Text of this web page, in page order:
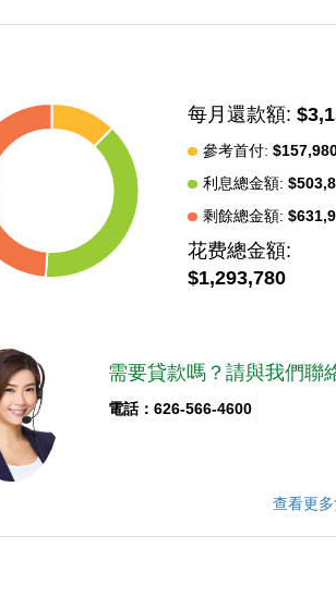
full bath, ideal for guests or multi-
in closet, and a serene retreat-like
level. An oversized two-car garage
and modern comfort in one of
at approximately $109/month. NO HOA.
每月還款額:
參考首付:
利息總金額:
剩餘總金額:
花费總金額:
$1,293,780
需要貸款嗎？請與我們聯
電話：626-566-4600
查看更